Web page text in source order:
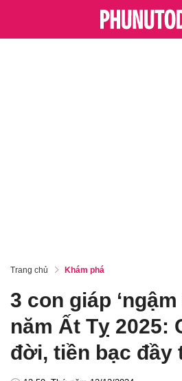
Trang chủ Khám phá
3 con giáp ‘ngậm
năm Ất Tỵ 2025:
đời, tiền bạc đầy